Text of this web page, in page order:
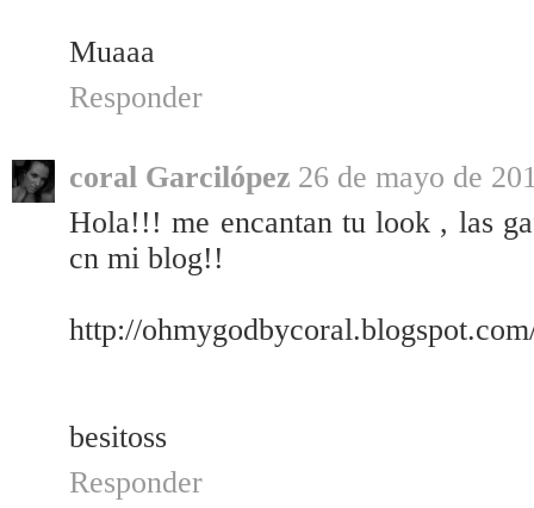
Muaaa
Responder
coral Garcilópez 26 de mayo de
Hola!!! me encantan tu look , las
cn mi blog!!
http://
besitoss
Responder